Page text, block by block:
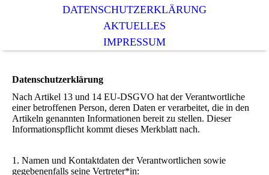
DATENSCHUTZERKLÄRUNG
AKTUELLES
IMPRESSUM
Datenschutzerklärung
Nach Artikel 13 und 14 EU-DSGVO hat der Verantwortliche
einer betroffenen Person, deren Daten er verarbeitet, die in den
Artikeln genannten Informationen bereit zu stellen. Dieser
Informationspflicht kommt dieses Merkblatt nach.
1. Namen und Kontaktdaten der Verantwortlichen sowie
gegebenenfalls seine Vertreter*in: